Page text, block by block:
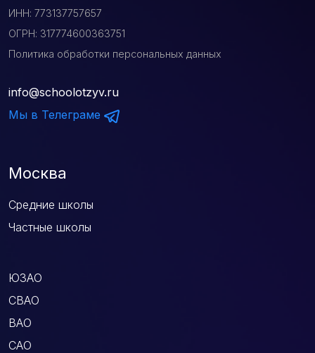
ИНН: 773137757657
ОГРН: 317774600363751
Политика обработки персональных данных
info@schoolotzyv.ru
Мы в Телеграме
Москва
Средние школы
Частные школы
ЮЗАО
СВАО
ВАО
САО